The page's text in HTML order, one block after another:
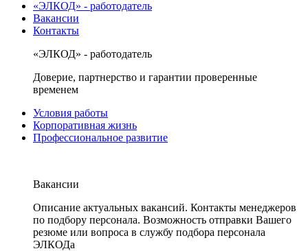
«ЭЛКОД» - работодатель
Вакансии
Контакты
«ЭЛКОД» - работодатель
Доверие, партнерство и гарантии проверенные
временем
Условия работы
Корпоративная жизнь
Профессиональное развитие
Вакансии
Описание актуальных вакансий. Контакты менеджеров
по подбору персонала. Возможность отправки Вашего
резюме или вопроса в службу подбора персонала
ЭЛКОДа